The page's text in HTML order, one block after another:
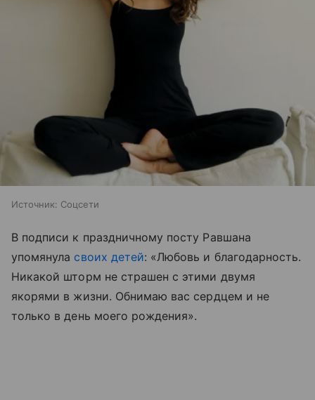
Источник: Соцсети
В подписи к праздничному посту Равшана
упомянула своих детей: «Любовь и благодарность.
Никакой шторм не страшен с этими двумя
якорями в жизни. Обнимаю вас сердцем и не
только в день моего рождения».